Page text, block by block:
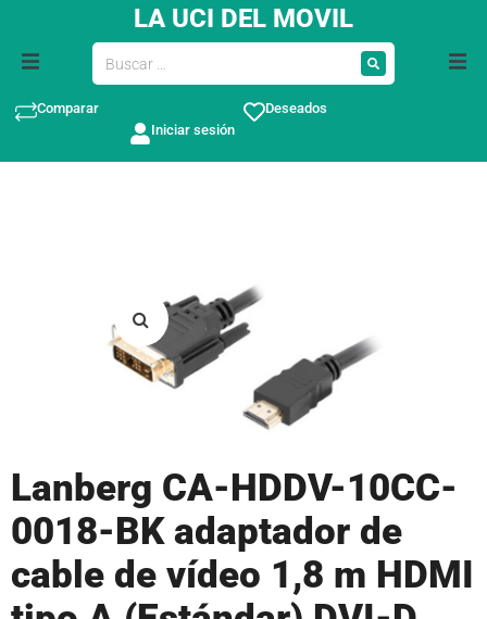
LA UCI DEL MOVIL
Comparar
Deseados
Iniciar sesión
Lanberg CA-HDDV-10CC-
0018-BK adaptador de
cable de vídeo 1,8 m HDMI